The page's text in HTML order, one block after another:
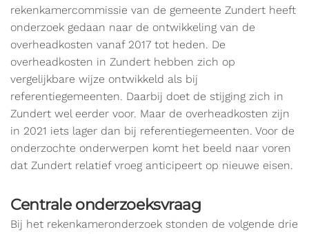
rekenkamercommissie van de gemeente Zundert heeft
onderzoek gedaan naar de ontwikkeling van de
overheadkosten vanaf 2017 tot heden. De
overheadkosten in Zundert hebben zich op
vergelijkbare wijze ontwikkeld als bij
referentiegemeenten. Daarbij doet de stijging zich in
Zundert wel eerder voor. Maar de overheadkosten zijn
in 2021 iets lager dan bij referentiegemeenten. Voor de
onderzochte onderwerpen komt het beeld naar voren
dat Zundert relatief vroeg anticipeert op nieuwe eisen.
Centrale onderzoeksvraag
Bij het rekenkameronderzoek stonden de volgende drie